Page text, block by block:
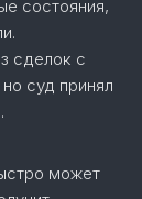
состояния,
сделок с
суд принял
может